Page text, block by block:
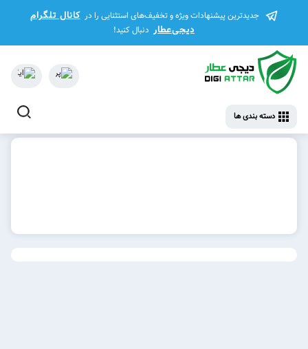
جدیدترین پیشنهادات ویژه و تخفیف‌های استثنایی را در کانال تلگرام
دیجی‌عطار دنبال کنید!
دسته بندی ها